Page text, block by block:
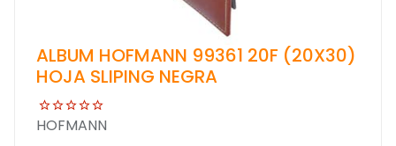
ALBUM HOFMANN 99361 20F (20X30)
HOJA SLIPING NEGRA
HOFMANN